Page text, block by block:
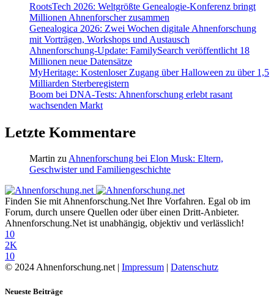
RootsTech 2026: Weltgrößte Genealogie-Konferenz bringt
Millionen Ahnenforscher zusammen
Genealogica 2026: Zwei Wochen digitale Ahnenforschung
mit Vorträgen, Workshops und Austausch
Ahnenforschung-Update: FamilySearch veröffentlicht 18
Millionen neue Datensätze
MyHeritage: Kostenloser Zugang über Halloween zu über 1,5
Milliarden Sterberegistern
Boom bei DNA-Tests: Ahnenforschung erlebt rasant
wachsenden Markt
Letzte Kommentare
Martin zuAhnenforschung bei Elon Musk: Eltern,
Geschwister und Familiengeschichte
Finden Sie mit Ahnenforschung.Net Ihre Vorfahren. Egal ob im
Forum, durch unsere Quellen oder über einen Dritt-Anbieter.
Ahnenforschung.Net ist unabhängig, objektiv und verlässlich!
10
2K
10
© 2024 Ahnenforschung.net | Impressum Datenschutz
Neueste Beiträge